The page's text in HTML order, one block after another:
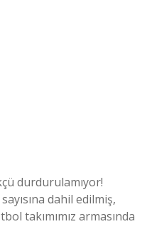
durdurulamıyor!
dahil edilmiş,
takımımız armasında